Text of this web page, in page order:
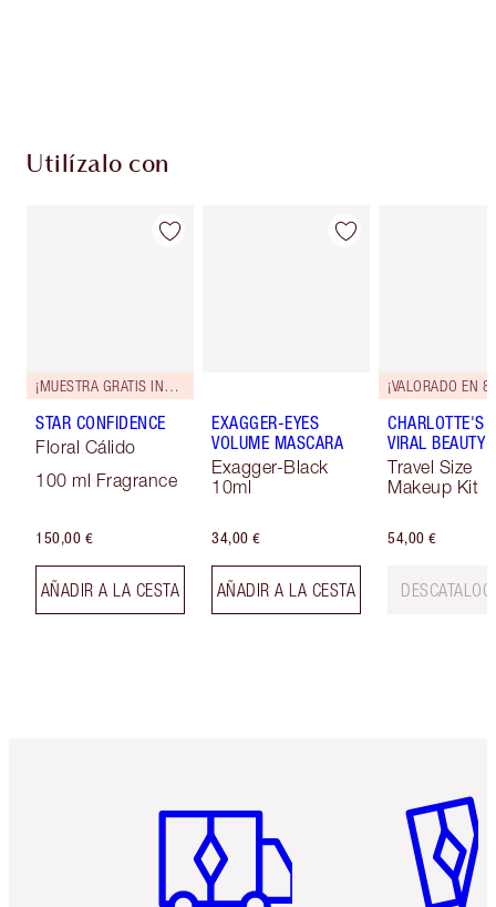
Utilízalo con
¡MUESTRA GRATIS INCLUIDA!
STAR CONFIDENCE
Floral Cálido
100 ml Fragrance
150,00 €
AÑADIR A LA CESTA
EXAGGER-EYES
VOLUME MASCARA
Exagger-Black
10ml
34,00 €
AÑADIR A LA CESTA
¡VALORADO EN
CHARLOTTE'S
VIRAL BEAUTY
Travel Size
Makeup Kit
54,00 €